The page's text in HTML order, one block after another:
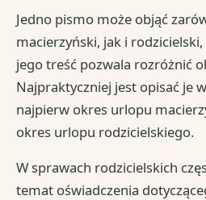
Jedno pismo może objąć
macierzyński, jak i
jego treść pozwala rozróżnić
Najpraktyczniej jest opisać je
najpierw okres urlopu
okres urlopu rodzicielskiego.
W sprawach rodzicielskich
temat oświadczenia